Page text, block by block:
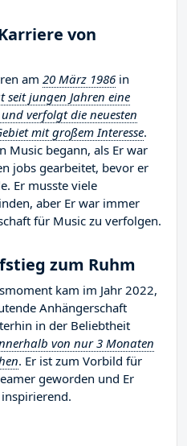
von
am 20 März 1986 in
seit jungen Jahren eine
verfolgt die neuesten
mit großem Interesse.
Music begann, als Er war
jobs gearbeitet, bevor er
Er musste viele
aber Er war immer
für Music zu verfolgen.
zum Ruhm
kam im Jahr 2022,
Anhängerschaft
in der Beliebtheit
von nur 3 Monaten
. Er ist zum Vorbild für
geworden und Er